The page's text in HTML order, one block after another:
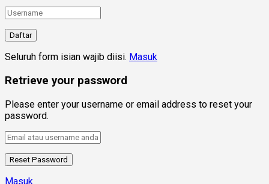
Seluruh form isian wajib diisi. Masuk
Retrieve your password
Please enter your username or email address to reset your
password.
Masuk